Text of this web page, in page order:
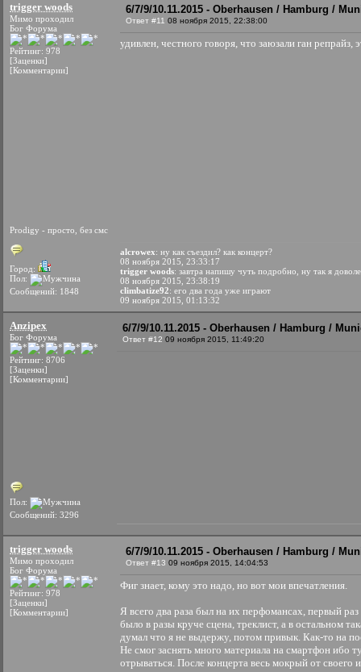
trigger woods
Мимо проходил
Бог Форума
Рейтинг: 978
[Заценки]
[Комментарии]
Prodigy - просто, без смс
Город:
Пол:
Сообщений: 1848
6/7/9/10.11.2015 - Oberhausen / Hamburg /
Ответ #11 08 ноября 2015, 22:38:00
удивлен, честного говоря, что заюзали ган репрайз,
alcrowex: ну как съездил? как концерт?
08 ноября 2015, 23:33:17
trigger woods: завтра напишу чуть подробно, ну так я
08 ноября 2015, 23:38:19
climbatize92: его два года уже играют
09 ноября 2015, 01:13:32
Anzipex
Бог Форума
Рейтинг: 8706
[Заценки]
[Комментарии]
Пол:
Сообщений: 3296
6/7/9/10.11.2015 - Oberhausen / Hamburg /
Ответ #12 09 ноября 2015, 11:49:20
trigger woods
Мимо проходил
Бог Форума
Рейтинг: 978
[Заценки]
[Комментарии]
6/7/9/10.11.2015 - Oberhausen / Hamburg /
Ответ #13 09 ноября 2015, 14:04:53
Фиг знает, кому это надо, но вот мои впечатления.
Я всего два раза был на их перфомансах, первый
было в разы круче сцена, треклист, а в остальном
думал что я не выдержу, потом привык. Как-то на
Не смог заснять много материала на смартфон ибо
отрываться. После концерта весь мокрый от